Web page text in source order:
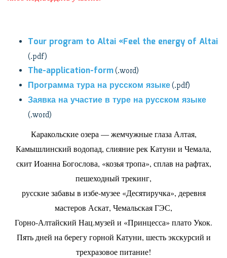
Tour program to Altai «Feel the energy of Altai
(.pdf)
The-application-form(.word)
Программа тура на русском языке(.pdf)
Заявка на участие в туре на русском языке
(.word)
Каракольские озера — жемчужные глаза Алтая,
Камышлинский водопад, слияние рек Катуни и Чемала,
скит Иоанна Богослова, «козья тропа», сплав на рафтах,
пешеходный трекинг,
русские забавы в избе-музее «Десятиручка», деревня
мастеров Аскат, Чемальская ГЭС,
Горно-Алтайский Нац.музей и «Принцесса» плато Укок.
Пять дней на берегу горной Катуни, шесть экскурсий и
трехразовое питание!